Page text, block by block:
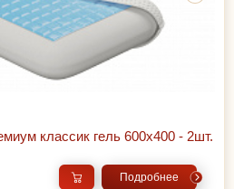
классик гель 600х400 - 2шт.
Подробнее